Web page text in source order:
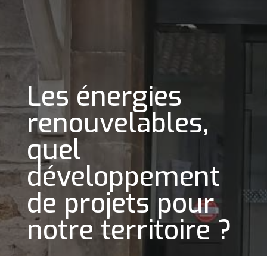
Les énergies
renouvelables,
quel
développement
de projets pour
notre territoire ?